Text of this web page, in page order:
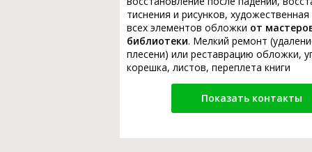
тиснения и рисунков, художественная
всех элементов обложки от
библиотеки. Мелкий ремонт
плесени) или реставрацию обложки,
корешка, листов, переплета книги
Показать контакты